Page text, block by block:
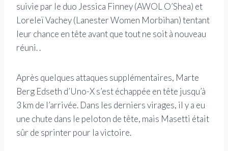
suivie par le duo Jessica Finney (AWOL O’Shea) et
Loreleï Vachey (Lanester Women Morbihan) tentant
leur chance en tête avant que tout ne soit à nouveau
réuni. .
Après quelques attaques supplémentaires, Marte
Berg Edseth d’Uno-X s’est échappée en tête jusqu’à
3 km de l’arrivée. Dans les derniers virages, il y a eu
une chute dans le peloton de tête, mais Masetti était
sûr de sprinter pour la victoire.